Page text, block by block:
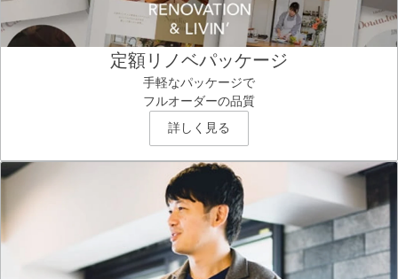
定額リノベパッケージ
手軽なパッケージで
フルオーダーの品質
詳しく見る